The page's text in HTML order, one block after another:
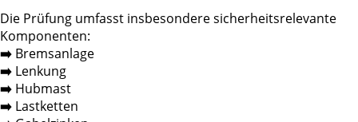
Die Prüfung umfasst insbesondere sicherheitsrelevante
Komponenten:
➡️ Bremsanlage
➡️ Lenkung
➡️ Hubmast
➡️ Lastketten